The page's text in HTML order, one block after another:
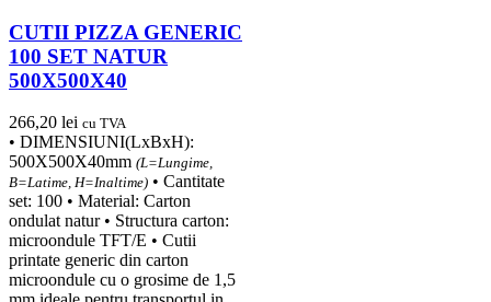
CUTII PIZZA GENERIC
100 SET NATUR
500X500X40
266,20 lei cu TVA
• DIMENSIUNI(LxBxH):
500X500X40mm (L=Lungime,
B=Latime, H=Inaltime) • Cantitate
set: 100 • Material: Carton
ondulat natur • Structura carton:
microondule TFT/E • Cutii
printate generic din carton
microondule cu o grosime de 1,5